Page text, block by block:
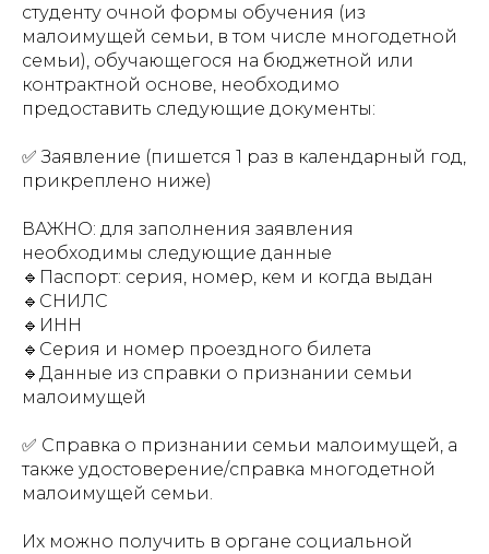
студенту очной формы обучения (из
малоимущей семьи, в том числе многодетной
семьи), обучающегося на бюджетной или
контрактной основе, необходимо
предоставить следующие документы:
✅ Заявление (пишется 1 раз в календарный год,
прикреплено ниже)
ВАЖНО: для заполнения заявления
необходимы следующие данные
🔹Паспорт: серия, номер, кем и когда выдан
🔹СНИЛС
🔹ИНН
🔹Серия и номер проездного билета
🔹Данные из справки о признании семьи
малоимущей
✅ Справка о признании семьи малоимущей, а
также удостоверение/справка многодетной
малоимущей семьи.
Их можно получить в органе социальной